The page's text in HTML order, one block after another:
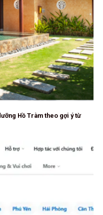
Hồ Tràm theo gợi ý từ